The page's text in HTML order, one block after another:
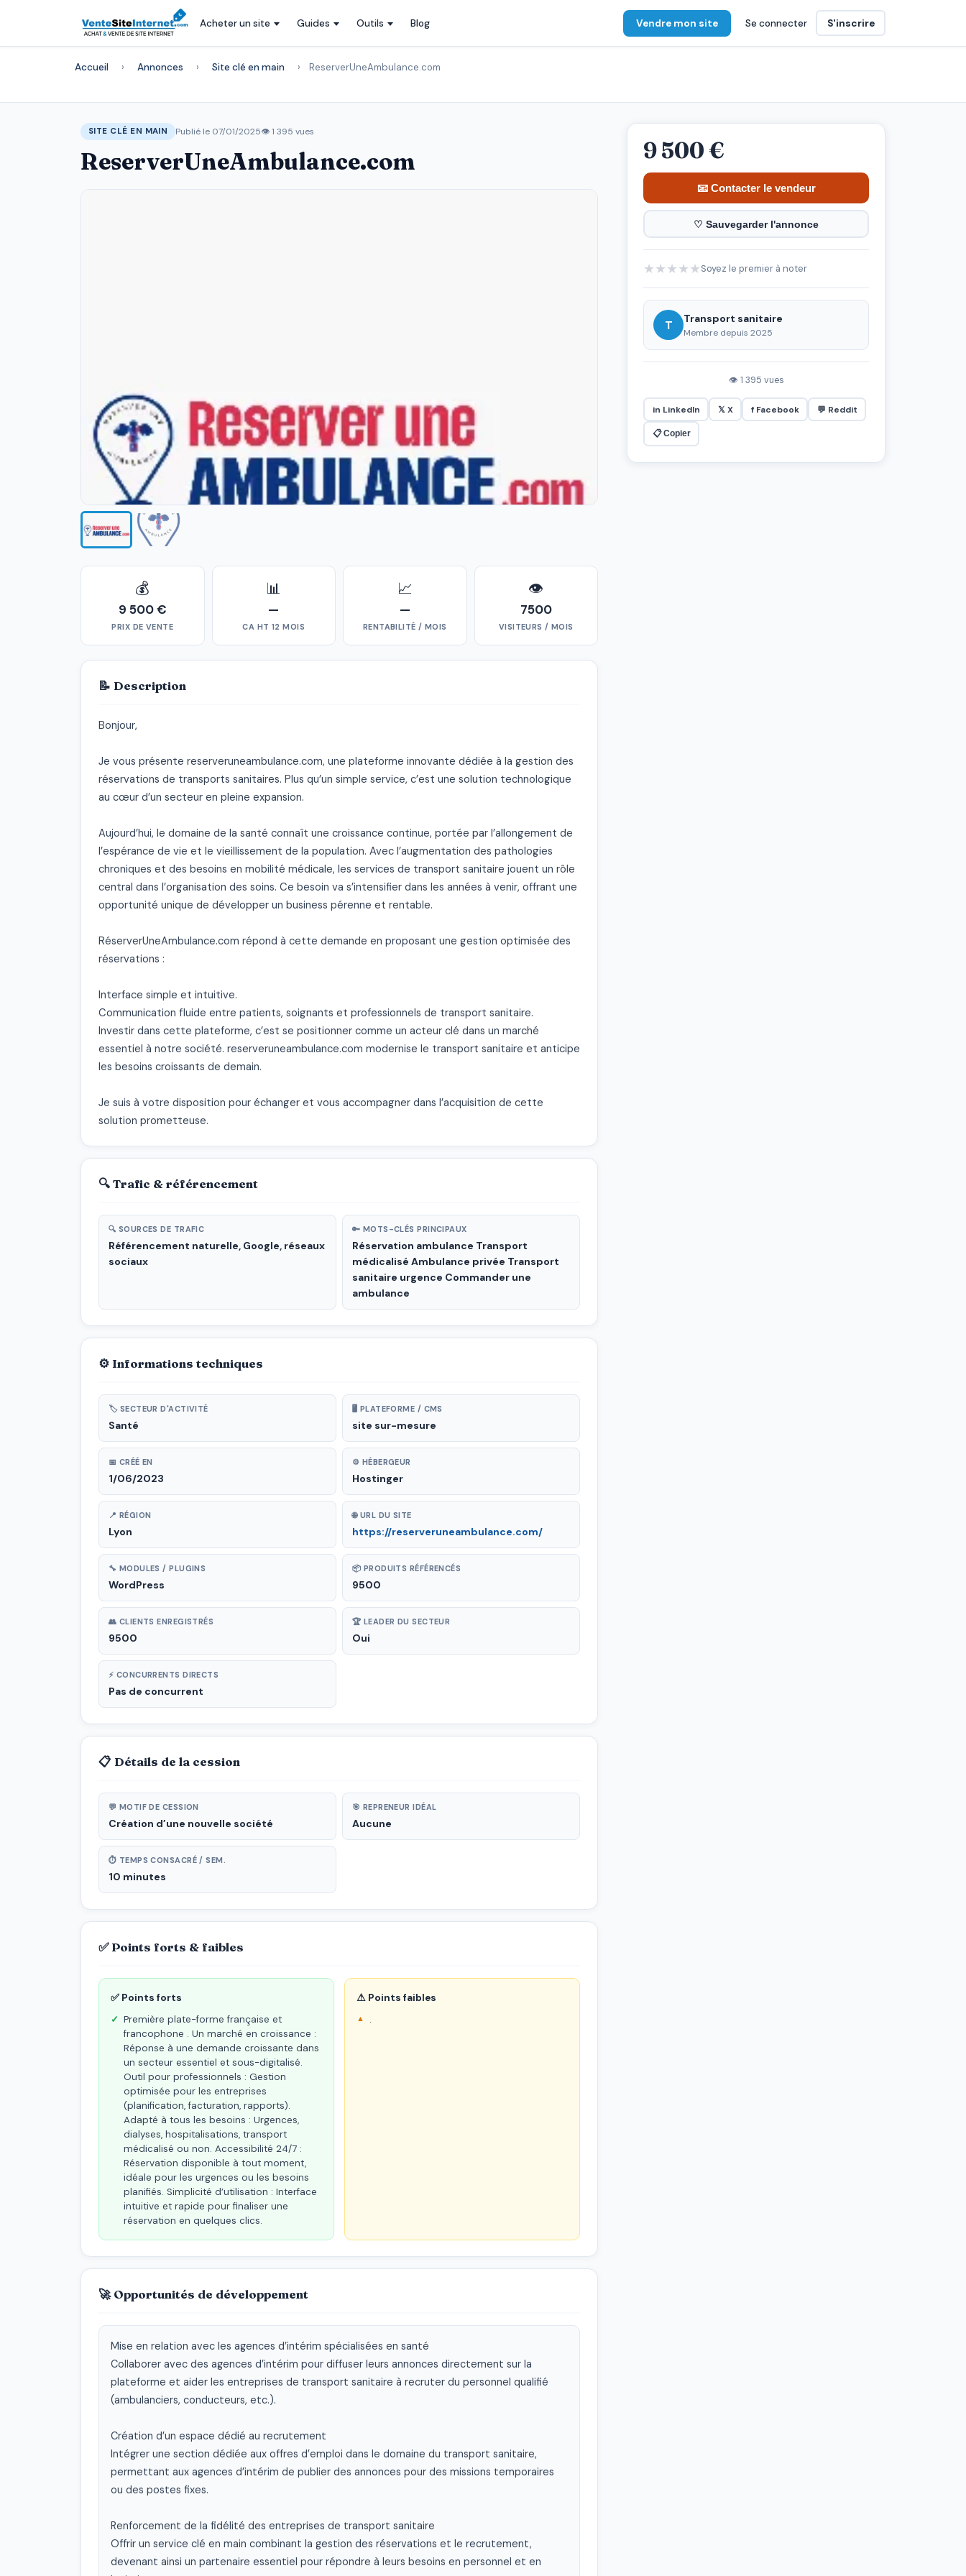
Acheter un site Guides Outils Blog Vendre mon site Se connecter S'inscrire
Accueil › Annonces › Site clé en main › ReserverUneAmbulance.com
SITE CLÉ EN MAIN Publié le 07/01/2025👁 1 395 vues
ReserverUneAmbulance.com
💰
9 500 €
PRIX DE VENTE
📊
—
CA HT 12 MOIS
📈
—
RENTABILITÉ / MOIS
👁
7500
VISITEURS / MOIS
📝 Description
Bonjour,
Je vous présente reserveruneambulance.com, une plateforme innovante dédiée à la gestion des
réservations de transports sanitaires. Plus qu’un simple service, c’est une solution technologique
au cœur d’un secteur en pleine expansion.
Aujourd’hui, le domaine de la santé connaît une croissance continue, portée par l’allongement de
l’espérance de vie et le vieillissement de la population. Avec l’augmentation des pathologies
chroniques et des besoins en mobilité médicale, les services de transport sanitaire jouent un rôle
central dans l’organisation des soins. Ce besoin va s’intensifier dans les années à venir, offrant une
opportunité unique de développer un business pérenne et rentable.
RéserverUneAmbulance.com répond à cette demande en proposant une gestion optimisée des
réservations :
Interface simple et intuitive.
Communication fluide entre patients, soignants et professionnels de transport sanitaire.
Investir dans cette plateforme, c’est se positionner comme un acteur clé dans un marché
essentiel à notre société. reserveruneambulance.com modernise le transport sanitaire et anticipe
les besoins croissants de demain.
Je suis à votre disposition pour échanger et vous accompagner dans l’acquisition de cette
solution prometteuse.
🔍 Trafic & référencement
🔍 SOURCES DE TRAFIC
Référencement naturelle, Google, réseaux
sociaux
🔑 MOTS-CLÉS PRINCIPAUX
Réservation ambulance Transport
médicalisé Ambulance privée Transport
sanitaire urgence Commander une
ambulance
⚙ Informations techniques
🏷 SECTEUR D'ACTIVITÉ
Santé
🖥 PLATEFORME / CMS
site sur-mesure
📅 CRÉÉ EN
1/06/2023
⚙ HÉBERGEUR
Hostinger
📍 RÉGION
Lyon
🌐 URL DU SITE
https://reserveruneambulance.com/
🔧 MODULES / PLUGINS
WordPress
📦 PRODUITS RÉFÉRENCÉS
9500
👥 CLIENTS ENREGISTRÉS
9500
🏆 LEADER DU SECTEUR
Oui
⚡ CONCURRENTS DIRECTS
Pas de concurrent
📋 Détails de la cession
💬 MOTIF DE CESSION
Création d’une nouvelle société
🎯 REPRENEUR IDÉAL
Aucune
⏱ TEMPS CONSACRÉ / SEM.
10 minutes
✅ Points forts & faibles
✅ Points forts
Première plate-forme française et
francophone . Un marché en croissance :
Réponse à une demande croissante dans
un secteur essentiel et sous-digitalisé.
Outil pour professionnels : Gestion
optimisée pour les entreprises
(planification, facturation, rapports).
Adapté à tous les besoins : Urgences,
dialyses, hospitalisations, transport
médicalisé ou non. Accessibilité 24/7 :
Réservation disponible à tout moment,
idéale pour les urgences ou les besoins
planifiés. Simplicité d’utilisation : Interface
intuitive et rapide pour finaliser une
réservation en quelques clics.
⚠ Points faibles
.
🚀 Opportunités de développement
Mise en relation avec les agences d’intérim spécialisées en santé
Collaborer avec des agences d’intérim pour diffuser leurs annonces directement sur la
plateforme et aider les entreprises de transport sanitaire à recruter du personnel qualifié
(ambulanciers, conducteurs, etc.).
Création d’un espace dédié au recrutement
Intégrer une section dédiée aux offres d’emploi dans le domaine du transport sanitaire,
permettant aux agences d’intérim de publier des annonces pour des missions temporaires
ou des postes fixes.
Renforcement de la fidélité des entreprises de transport sanitaire
Offrir un service clé en main combinant la gestion des réservations et le recrutement,
devenant ainsi un partenaire essentiel pour répondre à leurs besoins en personnel et en
9 500 €
📧 Contacter le vendeur
♡ Sauvegarder l'annonce
★★★★★Soyez le premier à noter
T Transport sanitaire
Membre depuis 2025
👁 1 395 vues
in LinkedIn 𝕏 X f Facebook 💬 Reddit
📋 Copier